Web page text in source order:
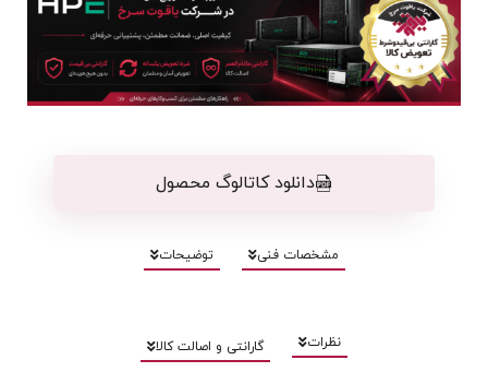
دانلود کاتالوگ محصول
مشخصات فنی توضیحات
نظرات گارانتی و اصالت کالا